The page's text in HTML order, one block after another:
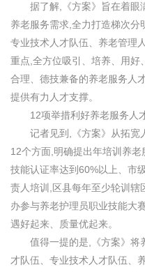
据了解,《方案》旨在着眼
养老服务需求,全力打造梯次分
专业技术人才队伍、养老管理
重点,全方位吸引、培养、用好
合理、德技兼备的养老服务人
提供有力人才支撑。
12项举措利好养老服务人
记者见到,《方案》从拓宽
12个方面,明确提出年培训养
技能认证率达到60%以上、市
责人培训,区县每年至少轮训辖
办参与养老护理员职业技能大
遇好起来、质量优起来。
值得一提的是,《方案》将
才队伍、专业技术人才队伍、